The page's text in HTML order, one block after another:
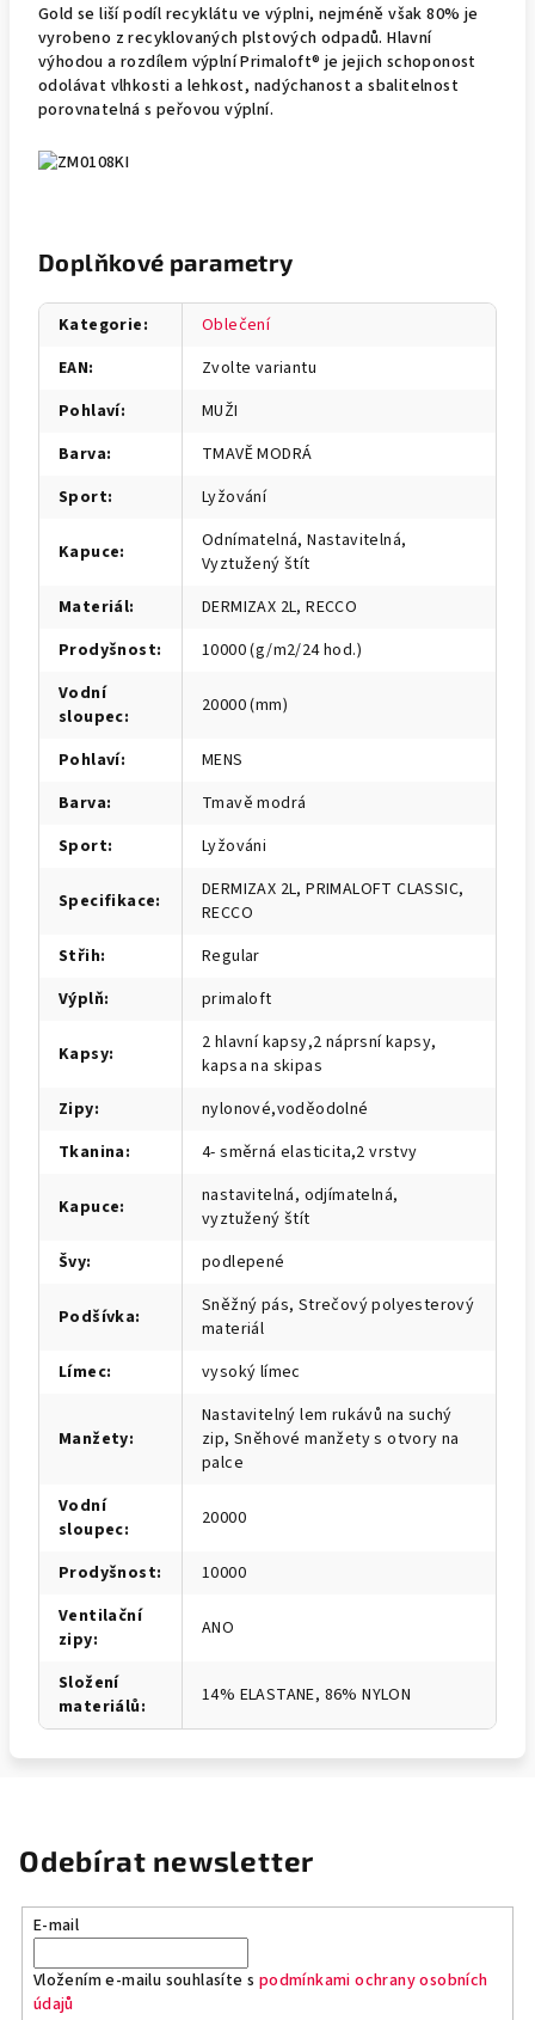
Gold se liší podíl recyklátu ve výplni, nejméně však 80% je
vyrobeno z recyklovaných plstových odpadů. Hlavní
výhodou a rozdílem výplní Primaloft® je jejich schoponost
odolávat vlhkosti a lehkost, nadýchanost a sbalitelnost
porovnatelná s peřovou výplní.
Doplňkové parametry
Kategorie:
Oblečení
EAN:
Zvolte variantu
Pohlaví:
MUŽI
Barva:
TMAVĚ MODRÁ
Sport: Lyžování
Kapuce:
Odnímatelná, Nastavitelná,
Vyztužený štít
Materiál:
DERMIZAX 2L, RECCO
Prodyšnost:
10000 (g/m2/24 hod.)
Vodní
sloupec: 20000 (mm)
Pohlaví:
MENS
Barva:
Tmavě modrá
Sport: Lyžováni
Specifikace:
DERMIZAX 2L, PRIMALOFT CLASSIC,
RECCO
Střih:
Regular
Výplň: primaloft
Kapsy:
2 hlavní kapsy,2 náprsní kapsy,
kapsa na skipas
Zipy:
nylonové,voděodolné
Tkanina: 4- směrná elasticita,2 vrstvy
Kapuce:
nastavitelná, odjímatelná,
vyztužený štít
Švy: podlepené
Podšívka:
Sněžný pás, Strečový polyesterový
materiál
Límec: vysoký límec
Manžety:
Nastavitelný lem rukávů na suchý
zip, Sněhové manžety s otvory na
palce
Vodní
sloupec: 20000
Prodyšnost:
10000
Ventilační
zipy: ANO
Složení
materiálů: 14% ELASTANE, 86% NYLON
Odebírat newsletter
E-mail
Vložením e-mailu souhlasíte s podmínkami ochrany osobních
údajů